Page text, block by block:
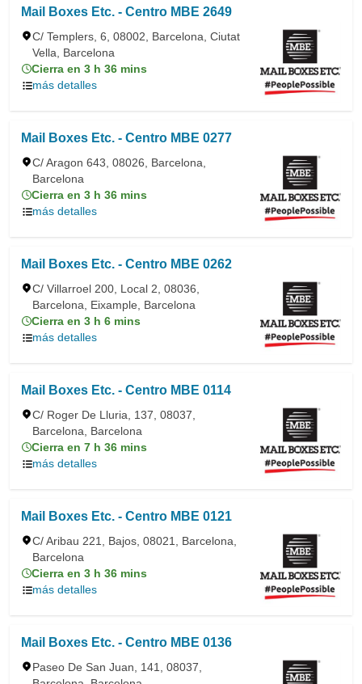
Mail Boxes Etc. - Centro MBE 2649
C/ Templers, 6, 08002, Barcelona, Ciutat
Vella, Barcelona
Cierra en 3 h 36 mins
más detalles
Mail Boxes Etc. - Centro MBE 0277
C/ Aragon 643, 08026, Barcelona,
Barcelona
Cierra en 3 h 36 mins
más detalles
Mail Boxes Etc. - Centro MBE 0262
C/ Villarroel 200, Local 2, 08036,
Barcelona, Eixample, Barcelona
Cierra en 3 h 6 mins
más detalles
Mail Boxes Etc. - Centro MBE 0114
C/ Roger De Lluria, 137, 08037,
Barcelona, Barcelona
Cierra en 7 h 36 mins
más detalles
Mail Boxes Etc. - Centro MBE 0121
C/ Aribau 221, Bajos, 08021, Barcelona,
Barcelona
Cierra en 3 h 36 mins
más detalles
Mail Boxes Etc. - Centro MBE 0136
Paseo De San Juan, 141, 08037,